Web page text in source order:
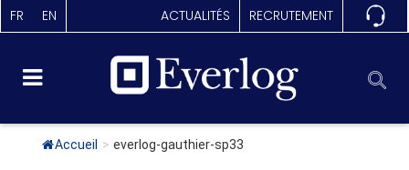
FR EN ACTUALITÉS RECRUTEMENT
Accueil > everlog-gauthier-sp33